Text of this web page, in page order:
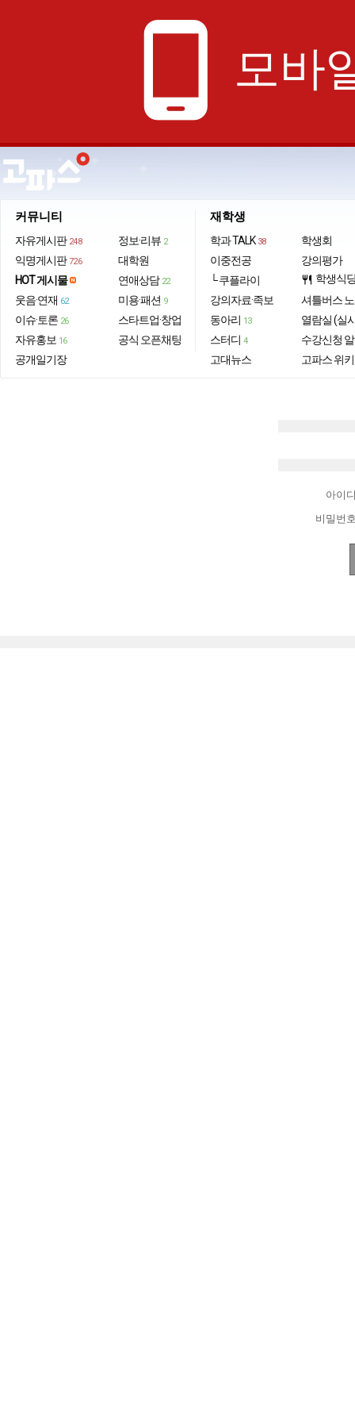
phone_android 모바
커뮤니티
자유게시판 248
익명게시판 726
HOT 게시물
웃음·연재 62
이슈·토론 26
자유홍보 16
공개일기장
정보·리뷰 2
대학원
연애상담 22
미용·패션 9
스타트업·창업
공식 오픈채팅
재학생
학과 TALK 38
이중전공
└ 쿠플라이
강의자료·족보
동아리 13
스터디 4
고대뉴스
학생회
강의평가
restaurant 학생식
셔틀버스
열람실 (실
수강신청
고파스 위키
아이
비밀번